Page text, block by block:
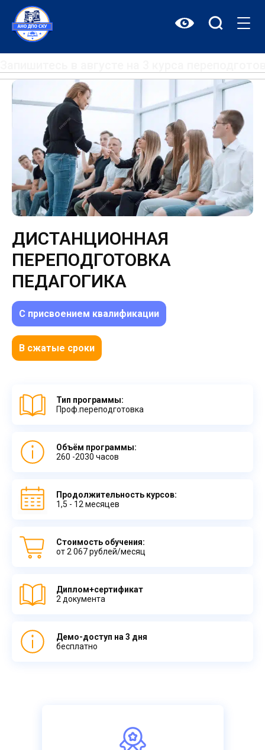
Перейти
содержимому
ДИСТАНЦИОННАЯ
ПЕРЕПОДГОТОВКА
ПЕДАГОГИКА
С присвоением квалификации
В сжатые сроки
Тип программы:
Проф.переподготовка
Объём программы:
260 -2030 часов
Продолжительность курсов:
1,5 - 12 месяцев
Стоимость обучения:
от 2 067 рублей/месяц
Диплом+сертификат
2 документа
Демо-доступ на 3 дня
бесплатно